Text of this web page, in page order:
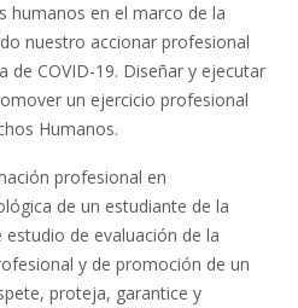
humanos en el marco de la
nuestro accionar profesional
de COVID-19. Diseñar y ejecutar
un ejercicio profesional
Humanos.
profesional en
de un estudiante de la
estudio de evaluación de la
y de promoción de un
proteja, garantice y